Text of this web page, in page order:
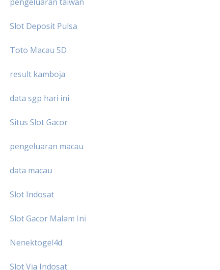
Slot Deposit Pulsa
Toto Macau 5D
result kamboja
data sgp hari ini
Situs Slot Gacor
pengeluaran macau
data macau
Slot Indosat
Slot Gacor Malam Ini
Nenektogel4d
Slot Via Indosat